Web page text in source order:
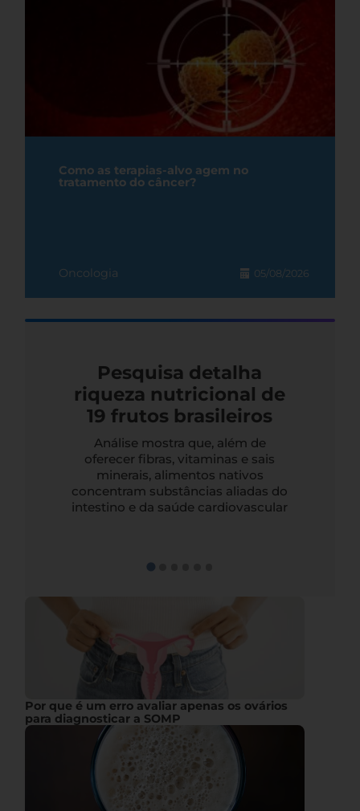
Como as terapias-alvo agem no
tratamento do câncer?
Oncologia 05/08/2026
Pesquisa detalha
riqueza nutricional de
19 frutos brasileiros
Análise mostra que, além de
oferecer fibras, vitaminas e sais
minerais, alimentos nativos
concentram substâncias aliadas do
intestino e da saúde cardiovascular
Por que é um erro avaliar apenas os ovários
para diagnosticar a SOMP